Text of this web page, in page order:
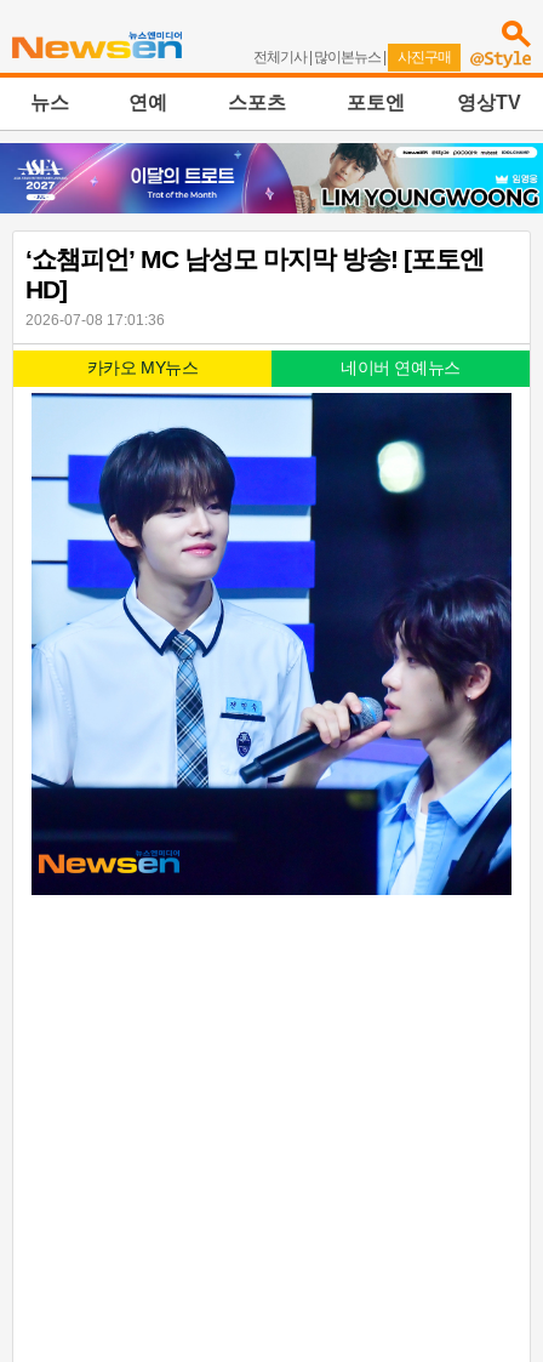
전체기사| 많이본뉴스 | 사진구매
뉴스 연예 스포츠 포토엔 영상TV
‘쇼챔피언’ MC 남성모 마지막 방송! [포토엔
HD]
2026-07-08 17:01:36
카카오 MY뉴스 네이버 연예뉴스